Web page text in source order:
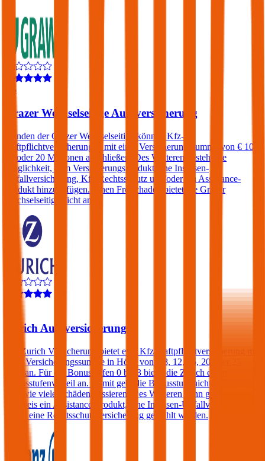
4,5
Grazer Wechselseitige Autoversicherung
Kunden der Grazer Wechselseitige können Kfz-
Haftpflichtversicherungen mit einer Versicherungssumme von € 10,
15 oder 20 Millionen abschließen. Des Weiteren besteht die
Möglichkeit, dem Versicherungsprodukt eine Insassen-
Unfallversicherung, Kfz-Rechtsschutz und/oder ein Assistance-
Produkt hinzuzufügen. Einen Freischaden bietet die Grazer
Wechselseitige nicht an.
Zurich Autoversicherung
Die Zurich Versicherung bietet eine Kfz-Haftpflichtversicherung mit
einer Versicherungssumme in Höhe von € 8, 12, 15, 20 oder 25
Mio. an. Für die Bonusstufen 0 bis 3 bietet die Zurich einen
Bonusstufenvorteil an. Damit geht die Bonusstufe nicht verloren,
egal wie viele Schäden passieren. Des Weiteren kann gegen einen
Aufpreis ein Assistance-Produkt, eine Insassen-Unfallversicherung
sowie eine Rechtsschutzversicherung gewählt werden.